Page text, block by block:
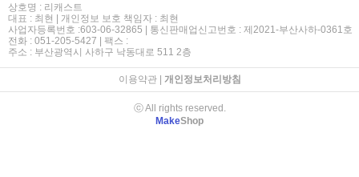
상호명 : 리캐스트
대표 : 최현 | 개인정보 보호 책임자 : 최현
사업자등록번호 :603-06-32865 | 통신판매업신고번호 : 제2021-부산사하-0361호
전화 : 051-205-5427 | 팩스 :
주소 : 부산광역시 사하구 낙동대로 511 2층
이용약관| 개인정보처리방침
ⓒ All rights reserved.
MakeShop